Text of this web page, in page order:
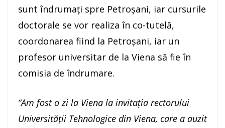
sunt îndrumați spre Petroșani, iar cursurile
doctorale se vor realiza în co-tutelă,
coordonarea fiind la Petroșani, iar un
profesor universitar de la Viena să fie în
comisia de îndrumare.
“Am fost o zi la Viena la invitația rectorului
Universității Tehnologice din Viena, care a auzit